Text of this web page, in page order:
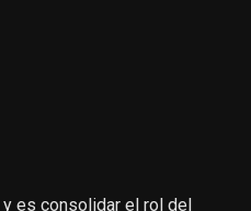
es consolidar el rol del